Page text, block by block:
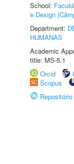
School:
e Design
Department:
HUMANAS
Academic
title: MS-5.1
Orcid
Scopus